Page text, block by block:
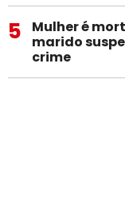
5
Mulher é
marido
crime